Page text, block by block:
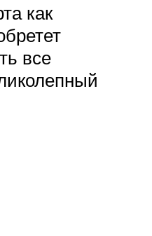
как
все